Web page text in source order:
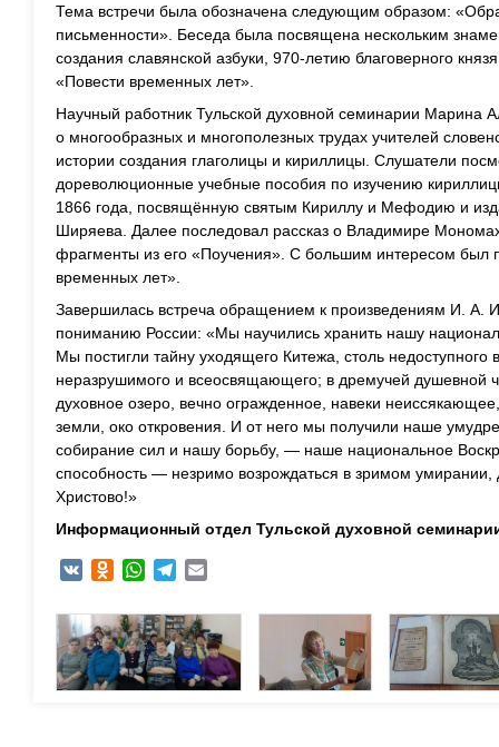
Тема встречи была обозначена следующим образом:
письменности». Беседа была посвящена нескольким
создания славянской азбуки, 970-летию благоверного
«Повести временных лет».
Научный работник Тульской духовной семинарии Марина
о многообразных и многополезных трудах учителей
истории создания глаголицы и кириллицы. Слушатели
дореволюционные учебные пособия по изучению
1866 года, посвящённую святым Кириллу и Мефодию и
Ширяева. Далее последовал рассказ о Владимире
фрагменты из его «Поучения». С большим интересом был
временных лет».
Завершилась встреча обращением к произведениям И. А.
пониманию России: «Мы научились хранить нашу
Мы постигли тайну уходящего Китежа, столь недоступного
неразрушимого и всеосвящающего; в дремучей душевной
духовное озеро, вечно огражденное, навеки
земли, око откровения. И от него мы получили наше
собирание сил и нашу борьбу, — наше национальное
способность — незримо возрождаться в зримом умирании,
Христово!»
Информационный отдел Тульской духовной
VK Odnoklassniki
WhatsAppTelegram